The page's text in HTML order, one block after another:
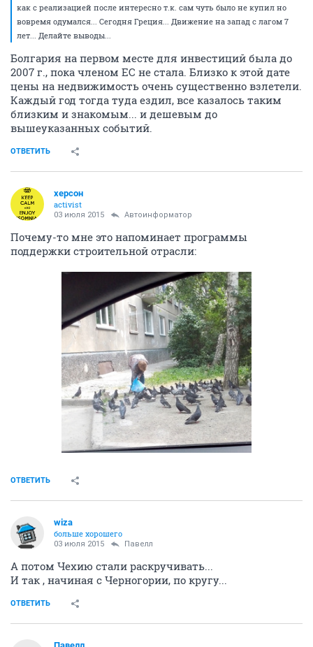
как с реализацией после интересно т.к. сам чуть было не купил но
вовремя одумался... Сегодня Греция... Движение на запад с лагом 7
лет... Делайте выводы...
Болгария на первом месте для инвестиций была до
2007 г., пока членом ЕС не стала. Близко к этой дате
цены на недвижимость очень существенно взлетели.
Каждый год тогда туда ездил, все казалось таким
близким и знакомым... и дешевым до
вышеуказанных событий.
ОТВЕТИТЬ
херсон
activist
03 июля 2015 Автоинформатор
Почему-то мне это напоминает программы
поддержки строительной отрасли:
ОТВЕТИТЬ
wiza
больше хорошего
03 июля 2015 Павелл
А потом Чехию стали раскручивать...
И так , начиная с Черногории, по кругу...
ОТВЕТИТЬ